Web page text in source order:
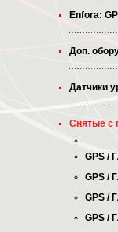
Enfora:
Доп.
Датчики
Снятые с
GPS /
GPS /
GPS /
GPS /